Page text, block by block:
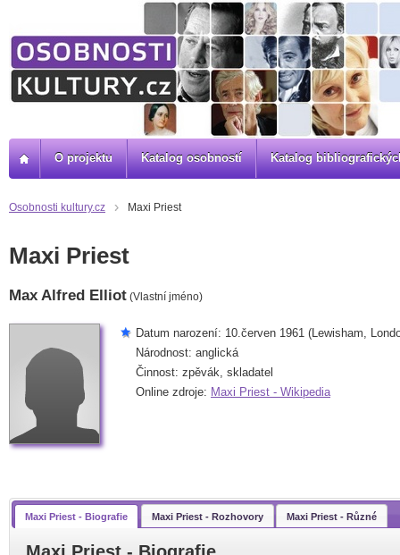
Osobnosti kultury.cz Maxi Priest
Maxi Priest
Max Alfred Elliot (Vlastní jméno)
Datum narození: 10.červen 1961 (Lewisham,
Národnost: anglická
Činnost: zpěvák, skladatel
Online zdroje: Maxi Priest - Wikipedia
Maxi Priest - Biografie Maxi Priest - Rozhovory Maxi Priest - Různé
O projektu Katalog osobností Katalog